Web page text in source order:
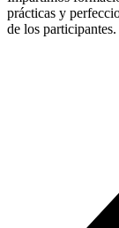
prácticas y
de los participantes.